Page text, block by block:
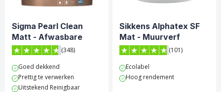
Sigma Pearl Clean
Matt - Afwasbare
muurverf
(348)
Goed dekkend
Prettig te verwerken
Uitstekend Reinigbaar
Sikkens Alphatex SF
Mat - Muurverf
(101)
Ecolabel
Hoog rendement